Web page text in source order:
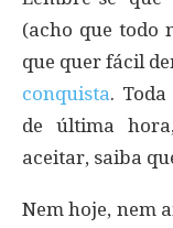
(acho que todo
que quer fácil
conquista.
de última
aceitar, saiba
Nem hoje, nem